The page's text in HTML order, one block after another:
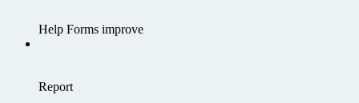
Help Forms improve
Report